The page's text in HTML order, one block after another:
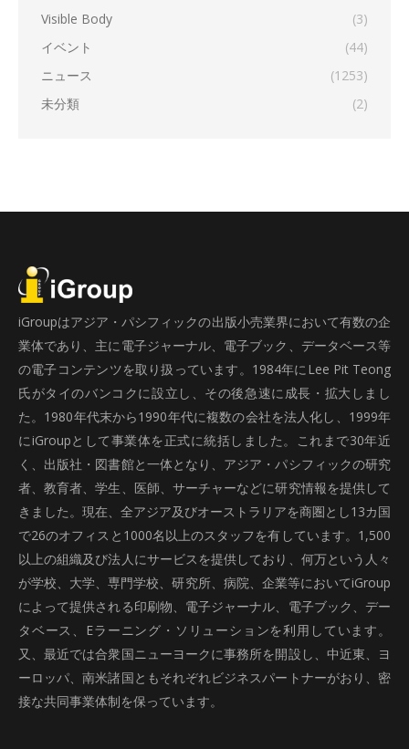
Visible Body
(3)
イベント
(44)
ニュース
(1253)
未分類
(2)
iGroupはアジア・パシフィックの出版小売業界において有数の企
業体であり、主に電子ジャーナル、電子ブック、データベース等
の電子コンテンツを取り扱っています。1984年にLee Pit Teong
氏がタイのバンコクに設立し、その後急速に成長・拡大しまし
た。1980年代末から1990年代に複数の会社を法人化し、1999年
にiGroupとして事業体を正式に統括しました。これまで30年近
く、出版社・図書館と一体となり、アジア・パシフィックの研究
者、教育者、学生、医師、サーチャーなどに研究情報を提供して
きました。現在、全アジア及びオーストラリアを商圏とし13カ国
で26のオフィスと1000名以上のスタッフを有しています。1,500
以上の組織及び法人にサービスを提供しており、何万という人々
が学校、大学、専門学校、研究所、病院、企業等においてiGroup
によって提供される印刷物、電子ジャーナル、電子ブック、デー
タベース、Eラーニング・ソリューションを利用しています。
又、最近では合衆国ニューヨークに事務所を開設し、中近東、ヨ
ーロッパ、南米諸国ともそれぞれビジネスパートナーがおり、密
接な共同事業体制を保っています。